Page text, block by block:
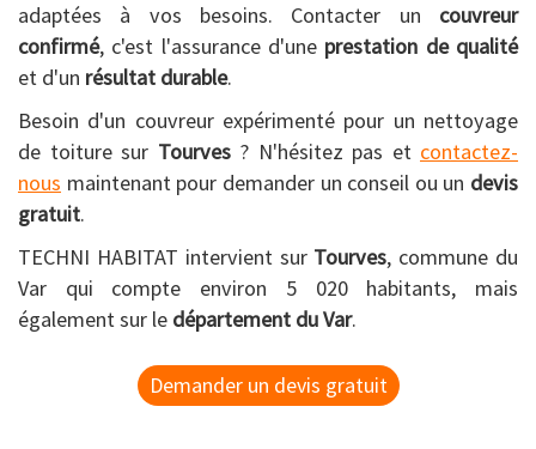
adaptées à vos besoins. Contacter un couvreur
confirmé, c'est l'assurance d'une prestation de qualité
et d'un résultat durable.
Besoin d'un couvreur expérimenté pour un nettoyage
de toiture sur Tourves? N'hésitez pas et contactez-
nous maintenant pour demander un conseil ou un devis
gratuit.
TECHNI HABITAT intervient sur Tourves, commune du
Var qui compte environ 5 020 habitants, mais
également sur le département du Var.
Demander un devis gratuit